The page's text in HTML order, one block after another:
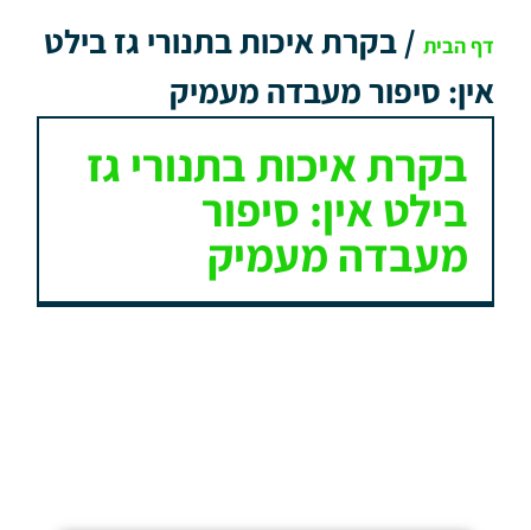
דף הבית /בקרת איכות בתנורי גז בילט
אין: סיפור מעבדה מעמיק
בקרת איכות בתנורי גז
בילט אין: סיפור
מעבדה מעמיק